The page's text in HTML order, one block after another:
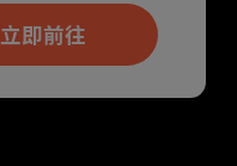
立即前往